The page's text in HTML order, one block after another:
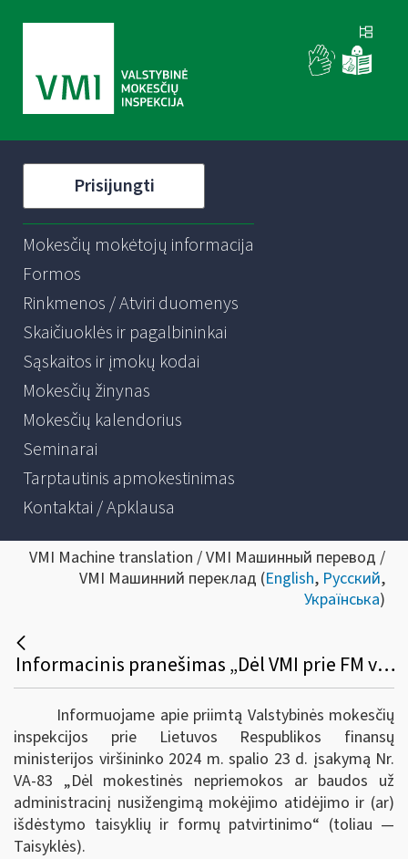
Prisijungti
Mokesčių mokėtojų informacija
Formos
Rinkmenos / Atviri duomenys
Skaičiuoklės ir pagalbininkai
Sąskaitos ir įmokų kodai
Mokesčių žinynas
Mokesčių kalendorius
Seminarai
Tarptautinis apmokestinimas
Kontaktai / Apklausa
VMI Machine translation / VMI Машинный перевод /
VMI Машинний переклад (English, Русский,
Українська)
Informacinis pranešimas „Dėl VMI prie FM viršininko įsakymo „Dėl Mokestinės nepriemokos ar baudos už administracinį nusižengimą mokėjimo atidėjimo ir (ar) išdėstymo taisyklių ir formų patvirtinimo“
Informuojame apie priimtą Valstybinės mokesčių
inspekcijos prie Lietuvos Respublikos finansų
ministerijos viršininko 2024 m. spalio 23 d. įsakymą Nr.
VA-83 „Dėl mokestinės nepriemokos ar baudos už
administracinį nusižengimą mokėjimo atidėjimo ir (ar)
išdėstymo taisyklių ir formų patvirtinimo“ (toliau —
Taisyklės).